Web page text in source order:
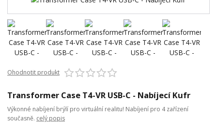
Ohodnotit produkt
Transformer Case T4-VR USB-C - Nabíjecí Kufr
Výkonné nabíjení brýlí pro virtuální realitu! Nabíjení pro 4 zařízení
současně. celý popis